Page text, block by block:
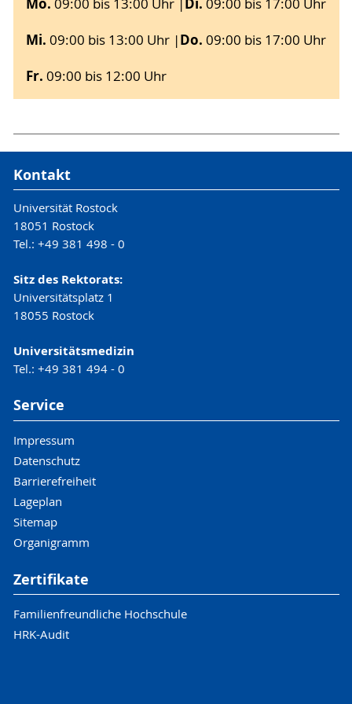
Terminanfragen und -vereinbarung hier .
Weitere Informationen (Individualpromotion,
strukturierte Promotionsprogramme,
Mo. 09:00 bis 13:00 Uhr |Di. 09:00 bis 17:00 Uhr
Mi. 09:00 bis 13:00 Uhr |Do. 09:00 bis 17:00 Uhr
Fr. 09:00 bis 12:00 Uhr
Kontakt
Universität Rostock
18051 Rostock
Tel.: +49 381 498 - 0
Sitz des Rektorats:
Universitätsplatz 1
18055 Rostock
Universitätsmedizin
Tel.: +49 381 494 - 0
Service
Impressum
Datenschutz
Barrierefreiheit
Lageplan
Sitemap
Organigramm
Zertifikate
Familienfreundliche Hochschule
HRK-Audit